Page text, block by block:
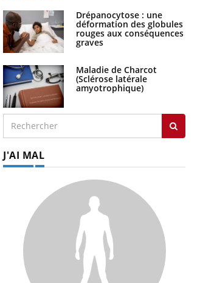
Éclipse solaire du 12 août : “Des
verres adaptés, c'est indispensable
pour la santé des yeux”
Drépanocytose : une
déformation des globules
rouges aux conséquences
graves
Maladie de Charcot
(Sclérose latérale
amyotrophique)
J'AI MAL